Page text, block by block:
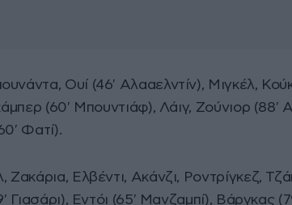
Ουί (46′ Αλααελντίν), Μιγκέλ,
(60′ Μπουντιάφ), Λάιγ, Ζούνιορ (88′
Φατί).
Ζακάρια, Ελβέντι, Ακάνζι, Ροντρίγκεζ,
Γιασάρι), Εντόι (65′ Μανζαμπί), Βάργκας